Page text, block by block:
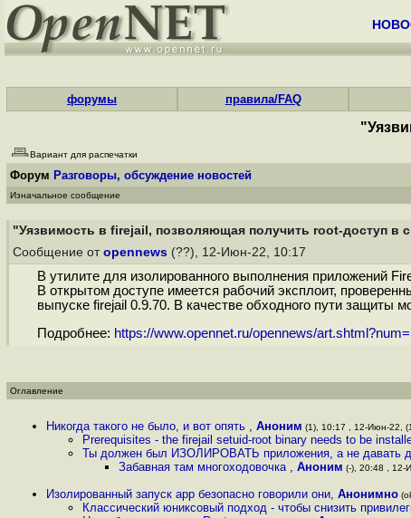
форумы правила/FAQ
Вариант для распечатки
Форум Разговоры, обсуждение новостей
Изначальное сообщение
"Уязвимость в firejail, позволяющая получить root-доступ в
Сообщение от opennews (??), 12-Июн-22, 10:17
В утилите для изолированного выполнения приложений
В открытом доступе имеется рабочий эксплоит,
выпуске firejail 0.9.70. В качестве обходного пути защиты
Подробнее: https://www.opennet.ru/opennews/
Оглавление
Никогда такого не было, и вот опять , Аноним (1), 10:17 , 12-Июн-22,
Prerequisites - the firejail setuid-root binary needs to be
Ты должен был ИЗОЛИРОВАТЬ приложения, а не давать
Забавная там многоходовочка , Аноним (-), 20:48 , 12-
Изолированный запуск app безопасно говорили они, Анонимно
Классический юниксовый подход - чтобы снизить